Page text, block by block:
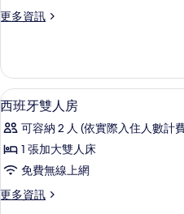
人
的
所
有
相
片
更多資訊
更
雙
人
房
詳
情
顯
示
西
班
雙
11
西班牙雙人房
可容納 2 人 (依實際入住人數計
1 張加大雙人床
免費無線上網
更多資訊
更